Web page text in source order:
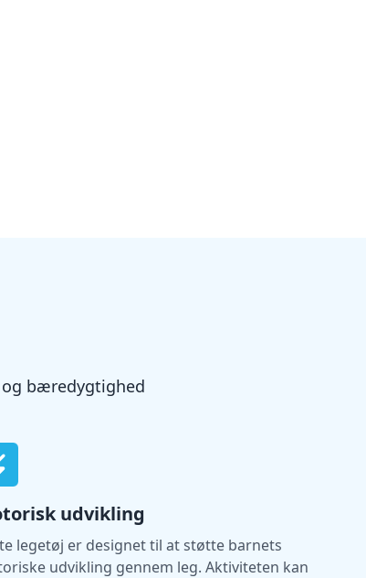
bæredygtighed
udvikling
legetøj er designet til at støtte barnets
udvikling gennem leg. Aktiviteten kan